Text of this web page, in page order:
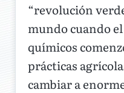
“revolución
mundo cuando
químicos
prácticas
cambiar a